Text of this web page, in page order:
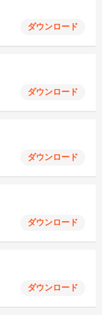
ダウンロード
ダウンロード
ダウンロード
ダウンロード
ダウンロード